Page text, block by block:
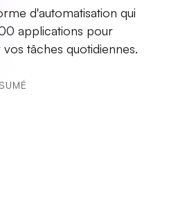
d'automatisation qui
applications pour
tâches quotidiennes.